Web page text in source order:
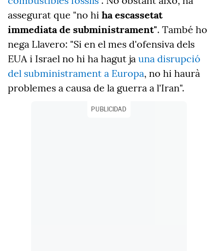
assegurat que "no hi ha escassetat
immediata de subministrament". També ho
nega Llavero: "Si en el mes d'ofensiva dels
EUA i Israel no hi ha hagut ja una disrupció
del subministrament a Europa, no hi haurà
problemes a causa de la guerra a l'Iran".
PUBLICIDAD